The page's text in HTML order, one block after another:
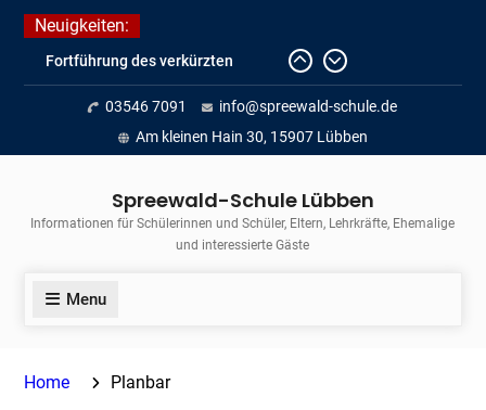
Skip
content
Neuigkeiten:
Fortführung des verkürzten
Unterrichts aufgrund der hohen
Temperaturen (22.06. bis
voraussichtlich zum 26.06.2026)
Journalismus hautnah
Insellauf 2026
03546 7091
info@spreewald-schule.de
Am kleinen Hain 30, 15907 Lübben
Spreewald-Schule Lübben
Informationen für Schülerinnen und Schüler, Eltern, Lehrkräfte, Ehemalige
und interessierte Gäste
Menu
Home Planbar